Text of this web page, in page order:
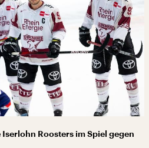
Roosters im Spiel gegen